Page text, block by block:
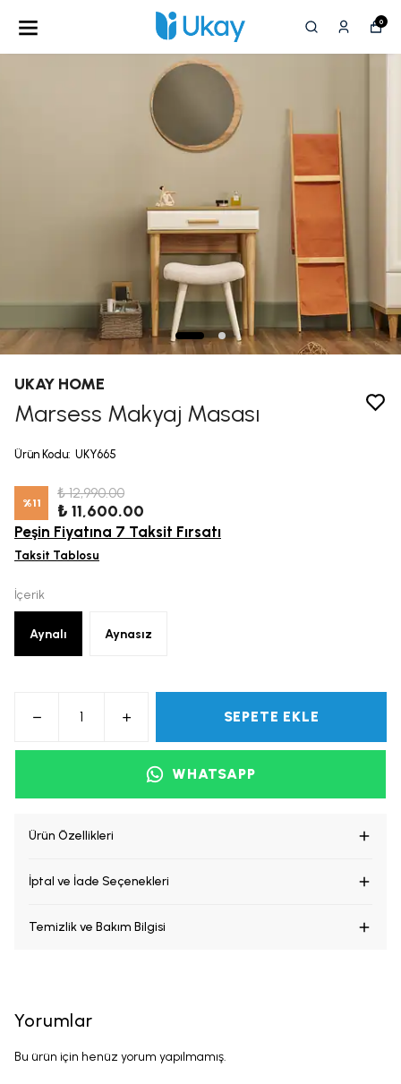
0
UKAY HOME
Marsess Makyaj Masası
Ürün Kodu: UKY665
%11
₺ 12,990.00
₺ 11,600.00
Peşin Fiyatına 7 Taksit Fırsatı
Taksit Tablosu
İçerik
Aynalı Aynasız
SEPETE EKLE
WHATSAPP
Ürün Özellikleri
İptal ve İade Seçenekleri
Temizlik ve Bakım Bilgisi
Yorumlar
Bu ürün için henüz yorum yapılmamış.